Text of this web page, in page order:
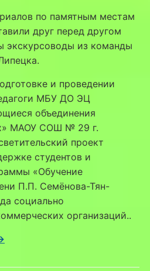
по памятным местам
друг перед другом
экскурсоводы из команды
и проведении
МБУ ДО ЭЦ
объединения
МАОУ СОШ № 29 г.
проект
студентов и
«Обучение
П.П. Семёнова-Тян-
социально
организаций..